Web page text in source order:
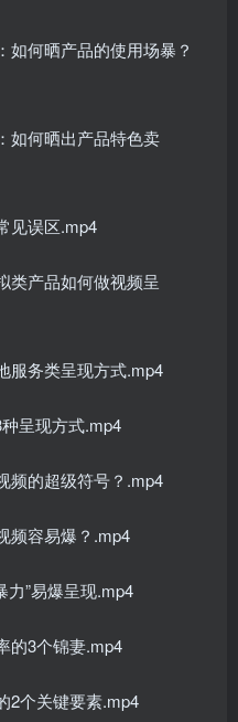
如何晒产品的使用场暴？
如何晒出产品特色卖
见误区.mp4
类产品如何做视频呈
服务类呈现方式.mp4
呈现方式.mp4
频的超级符号？.mp4
频容易爆？.mp4
力”易爆呈现.mp4
的3个锦妻.mp4
2个关键要素.mp4